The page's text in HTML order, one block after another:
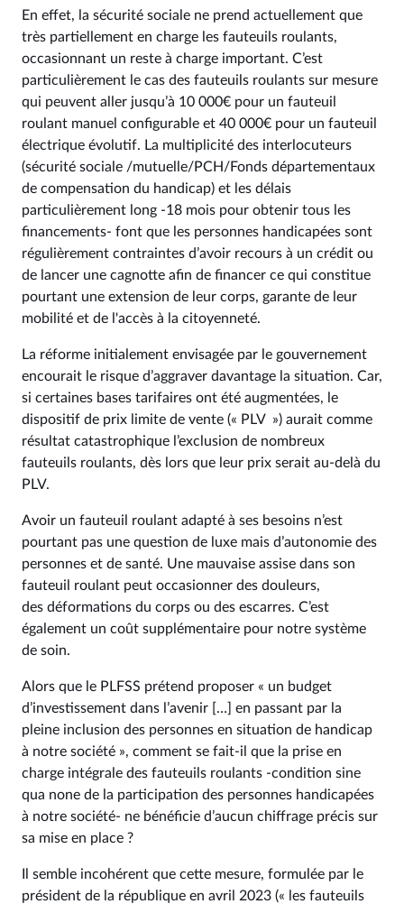
En effet, la sécurité sociale ne prend actuellement que
très partiellement en charge les fauteuils roulants,
occasionnant un reste à charge important. C’est
particulièrement le cas des fauteuils roulants sur mesure
qui peuvent aller jusqu’à 10 000€ pour un fauteuil
roulant manuel configurable et 40 000€ pour un fauteuil
électrique évolutif. La multiplicité des interlocuteurs
(sécurité sociale /mutuelle/PCH/Fonds départementaux
de compensation du handicap) et les délais
particulièrement long -18 mois pour obtenir tous les
financements- font que les personnes handicapées sont
régulièrement contraintes d’avoir recours à un crédit ou
de lancer une cagnotte afin de financer ce qui constitue
pourtant une extension de leur corps, garante de leur
mobilité et de l'accès à la citoyenneté.
La réforme initialement envisagée par le gouvernement
encourait le risque d’aggraver davantage la situation. Car,
si certaines bases tarifaires ont été augmentées, le
dispositif de prix limite de vente (« PLV ») aurait comme
résultat catastrophique l’exclusion de nombreux
fauteuils roulants, dès lors que leur prix serait au-delà du
PLV.
Avoir un fauteuil roulant adapté à ses besoins n’est
pourtant pas une question de luxe mais d’autonomie des
personnes et de santé. Une mauvaise assise dans son
fauteuil roulant peut occasionner des douleurs,
des déformations du corps ou des escarres. C’est
également un coût supplémentaire pour notre système
de soin.
Alors que le PLFSS prétend proposer « un budget
d’investissement dans l’avenir […] en passant par la
pleine inclusion des personnes en situation de handicap
à notre société », comment se fait-il que la prise en
charge intégrale des fauteuils roulants -condition sine
qua none de la participation des personnes handicapées
à notre société- ne bénéficie d’aucun chiffrage précis sur
sa mise en place ?
Il semble incohérent que cette mesure, formulée par le
président de la république en avril 2023 (« les fauteuils